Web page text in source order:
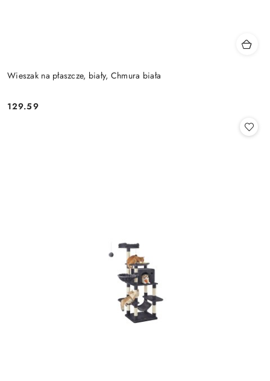
Wieszak na płaszcze, biały, Chmura biała
Cena:
129.59